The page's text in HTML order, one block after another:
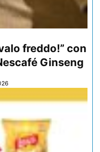
freddo!” con
Ginseng